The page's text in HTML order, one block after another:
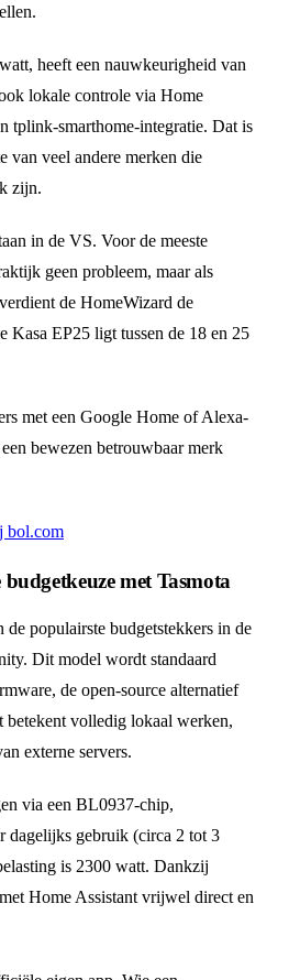
heeft een nauwkeurigheid van
lokale controle via Home
tplink-smarthome-integratie. Dat is
van veel andere merken die
zijn.
in de VS. Voor de meeste
geen probleem, maar als
de HomeWizard de
Kasa EP25 ligt tussen de 18 en 25
met een Google Home of Alexa-
bewezen betrouwbaar merk
bol.com
met Tasmota
populairste budgetstekkers in de
Dit model wordt standaard
de open-source alternatief
volledig lokaal werken,
externe servers.
via een BL0937-chip,
dagelijks gebruik (circa 2 tot 3
is 2300 watt. Dankzij
Home Assistant vrijwel direct en